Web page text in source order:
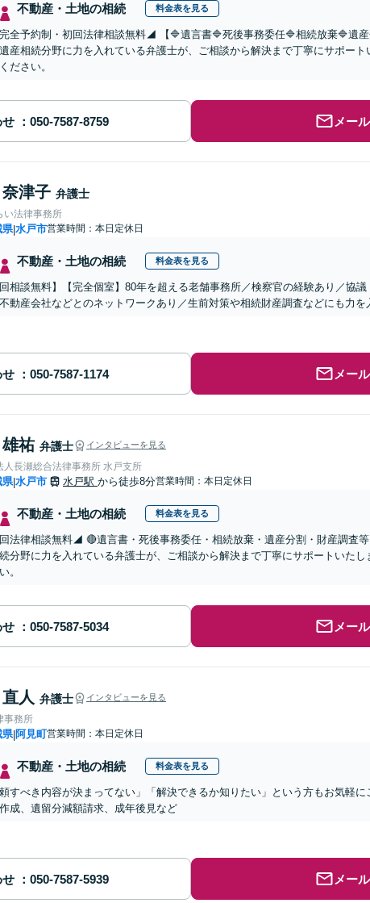
不動産・土地の相続 料金表を見る
全予約制・初回法律相談無料◢ 【🔷遺言書🔷死後事務委任🔷相続放棄🔷遺
産相続分野に力を入れている弁護士が、ご相談から解決まで丁寧にサポー
ださい。
せ メー
津子 弁護士
い法律事務所
県|水戸市営業時間：本日定休日
不動産・土地の相続 料金表を見る
回相談無料】【完全個室】80年を超える老舗事務所／検察官の経験あり／協
動産会社などとのネットワークあり／生前対策や相続財産調査などにも力を
せ メー
祐 弁護士 インタビューを見る
人長瀬総合法律事務所 水戸支所
県|水戸市 水戸駅 から徒歩8分営業時間：本日定休日
不動産・土地の相続 料金表を見る
法律相談無料◢ 🔴遺言書・死後事務委任・相続放棄・遺産分割・財産調査
分野に力を入れている弁護士が、ご相談から解決まで丁寧にサポートいた
。
せ メー
人 弁護士 インタビューを見る
事務所
県|阿見町営業時間：本日定休日
不動産・土地の相続 料金表を見る
頼すべき内容が決まってない」「解決できるか知りたい」という方もお気軽
成、遺留分減額請求、成年後見など
せ メー